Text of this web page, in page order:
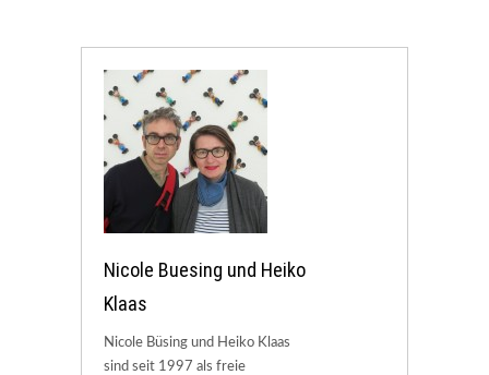
Nicole Buesing und Heiko
Klaas
Nicole Büsing und Heiko Klaas
sind seit 1997 als freie